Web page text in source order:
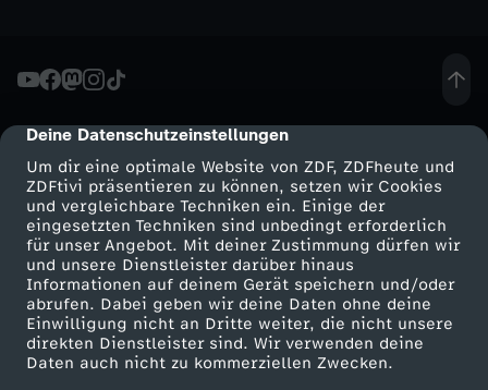
cmp-dialog-description
Deine Datenschutzeinstellungen
Um dir eine optimale Website von ZDF, ZDFheute und
ZDFtivi präsentieren zu können, setzen wir Cookies
und vergleichbare Techniken ein. Einige der
eingesetzten Techniken sind unbedingt erforderlich
für unser Angebot. Mit deiner Zustimmung dürfen wir
und unsere Dienstleister darüber hinaus
Informationen auf deinem Gerät speichern und/oder
abrufen. Dabei geben wir deine Daten ohne deine
Einwilligung nicht an Dritte weiter, die nicht unsere
direkten Dienstleister sind. Wir verwenden deine
Daten auch nicht zu kommerziellen Zwecken.
n
ä
h
r
u
n
Mehr ZDF
ZDF-Apps
Smart TV
ZDFtext
Service
ZDFmitreden
Kontakt zum ZDF
Tickets